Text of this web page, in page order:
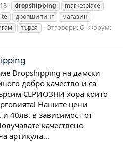
dropshipping
marketplace
дропшипинг
магазин
търся Отговори: 6 Форум:
Dropshipping на дамски
добро качество и са
СЕРИОЗНИ хора които
Нашите цени
40лв. в зависимост от
качествено
артикула...